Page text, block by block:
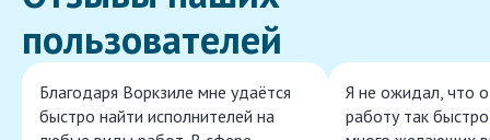
пользователей
Благодаря Воркзиле мне удаётся
быстро найти исполнителей на
Я не ожидал, что
работу так